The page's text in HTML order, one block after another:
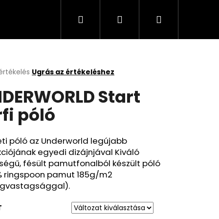
KeresésBejelentkezés
Kosár
Ugrás az értékeléshez
Start
póló
póló az Underworld legújabb
egyedi dizájnjával Kiváló
fésült pamutfonalból készült póló
ringspoon pamut 185g/m2